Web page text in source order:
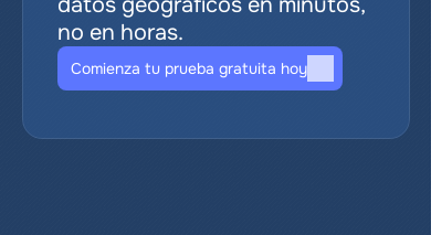
no en horas.
Comienza tu prueba gratuita hoy